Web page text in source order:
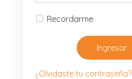
Recordarme
Ingresar
¿Olvidaste tu contraseña?